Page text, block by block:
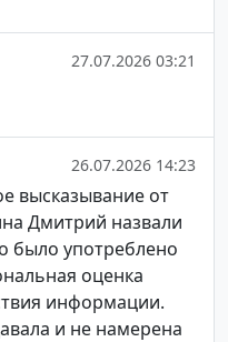
27.07.2026 03:21
26.07.2026 14:23
высказывание от
Дмитрий назвали
было употреблено
оценка
информации.
и не намерена